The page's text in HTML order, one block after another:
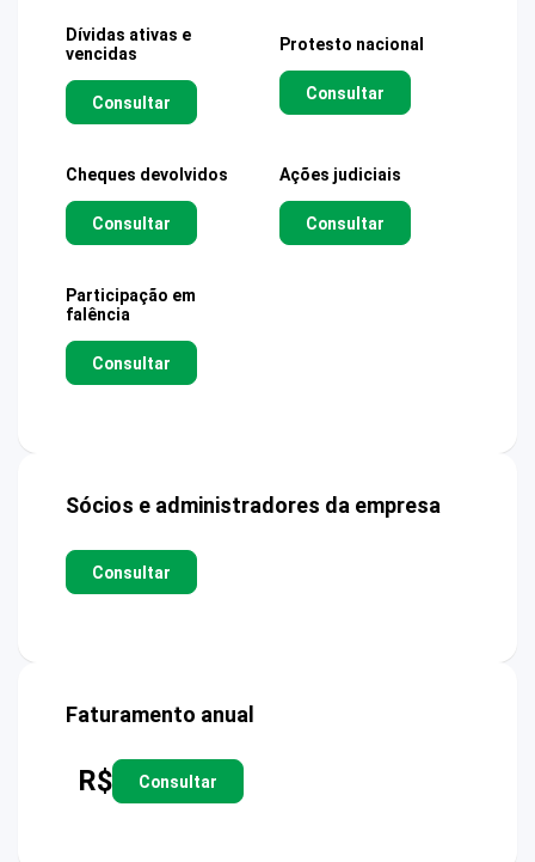
Dívidas ativas e
vencidas
Consultar
Protesto nacional
Consultar
Cheques devolvidos
Consultar
Ações judiciais
Consultar
Participação em
falência
Consultar
Sócios e administradores da empresa
Consultar
Faturamento anual
R$ Consultar